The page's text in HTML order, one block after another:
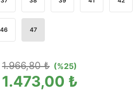
46 47
1.966,80 ₺ (%25)
1.473,00 ₺